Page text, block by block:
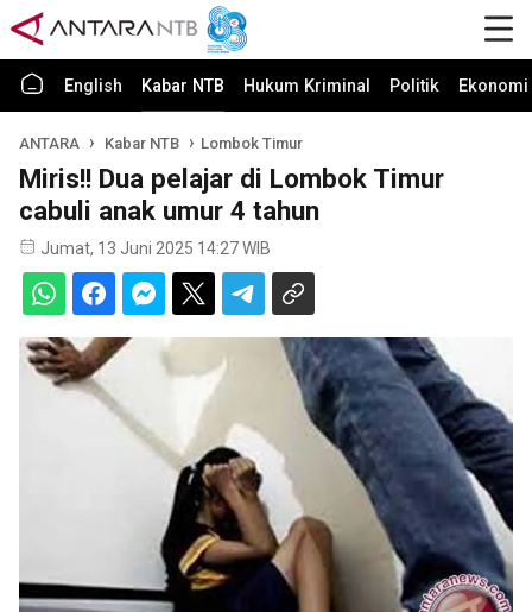
English Kabar NTB Hukum Kriminal Politik
ANTARA Kabar NTB Lombok Timur
Miris!! Dua pelajar di Lombok Timur
cabuli anak umur 4 tahun
Jumat, 13 Juni 2025 14:27 WIB